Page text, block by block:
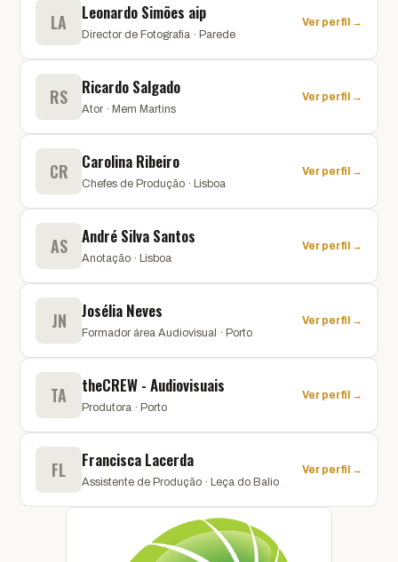
LA Leonardo Simões aip
Director de Fotografia · Parede
Ver perfil →
RS Ricardo Salgado
Ator · Mem Martins
Ver perfil →
CR Carolina Ribeiro
Chefes de Produção · Lisboa
Ver perfil →
AS André Silva Santos
Anotação · Lisboa
Ver perfil →
JN Josélia Neves
Formador área Audiovisual · Porto
Ver perfil →
TA theCREW - Audiovisuais
Produtora · Porto
Ver perfil →
FL Francisca Lacerda
Assistente de Produção · Leça do Balio
Ver perfil →